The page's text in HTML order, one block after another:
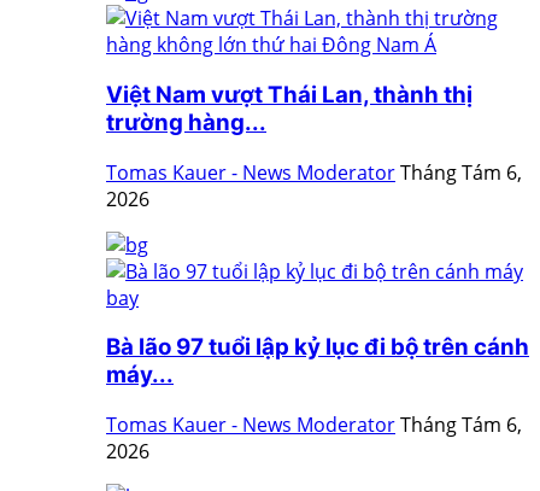
Việt Nam vượt Thái Lan, thành thị
trường hàng...
Tomas Kauer - News ModeratorTháng Tám 6,
2026
Bà lão 97 tuổi lập kỷ lục đi bộ trên cánh
máy...
Tomas Kauer - News ModeratorTháng Tám 6,
2026